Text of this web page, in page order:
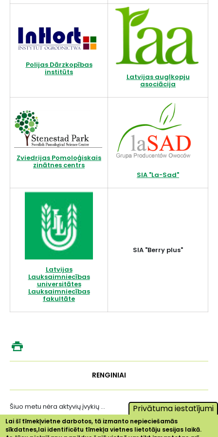
Polijas Dārzkopības
institūts
Latvijas augļkopju
asociācija
Zviedrijas Pomoloģiskais
zinātnes centrs
SIA "La-Sad"
Latvijas
Lauksaimniecības
universitātes
Lauksaimniecības
fakultāte
SIA "Berry plus"
RENGINIAI
Šiuo metu nėra aktyvių įvykių ... Privātuma iestatījumi
Lai šī tīmekļvietne darbotos, tā izmanto nepieciešamās
sīkdatnes,lai identificētu tīmekļa vietnes lietotāju sesijas laikā.